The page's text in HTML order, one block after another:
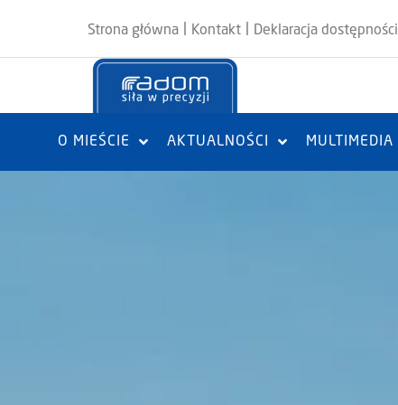
Strona główna Kontakt Deklaracja dostępności
O MIEŚCIE AKTUALNOŚCI MULTIMEDIA